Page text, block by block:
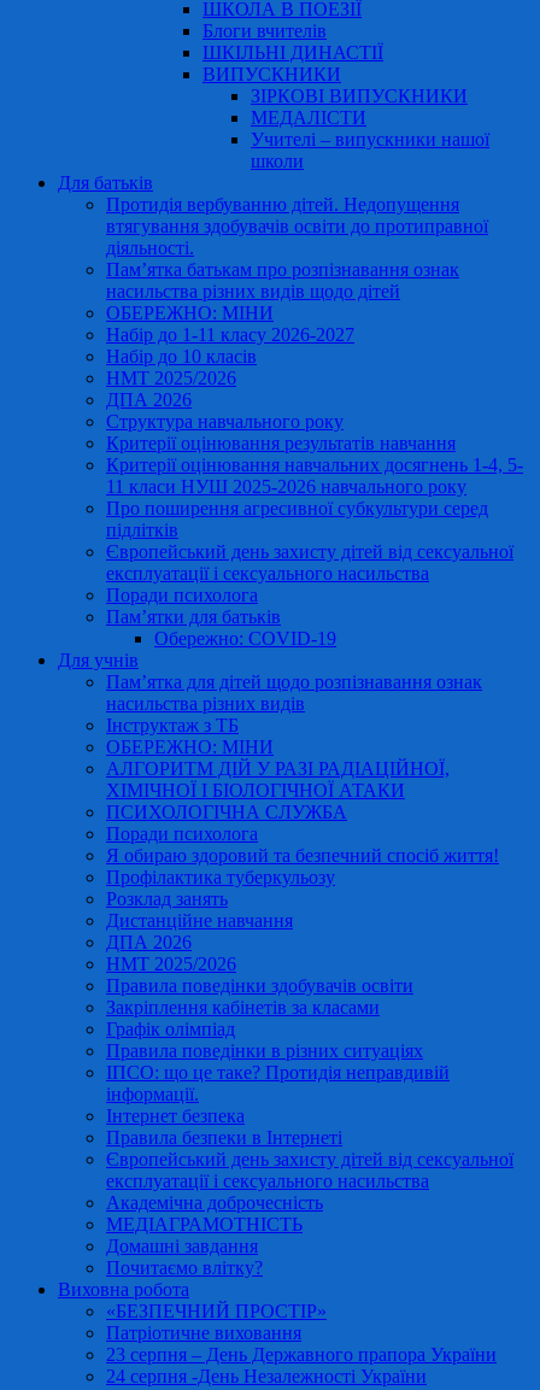
ШКОЛА В ПОЕЗІЇ
Блоги вчителів
ШКІЛЬНІ ДИНАСТІЇ
ВИПУСКНИКИ
ЗІРКОВІ ВИПУСКНИКИ
МЕДАЛІСТИ
Учителі – випускники нашої
школи
Для батьків
Протидія вербуванню дітей. Недопущення
втягування здобувачів освіти до протиправної
діяльності.
Пам’ятка батькам про розпізнавання ознак
насильства різних видів щодо дітей
ОБЕРЕЖНО: МІНИ
Набір до 1-11 класу 2026-2027
Набір до 10 класів
НМТ 2025/2026
ДПА 2026
Структура навчального року
Критерії оцінювання результатів навчання
Критерії оцінювання навчальних досягнень 1-4, 5-
11 класи НУШ 2025-2026 навчального року
Про поширення агресивної субкультури серед
підлітків
Європейський день захисту дітей від сексуальної
експлуатації і сексуального насильства
Поради психолога
Пам’ятки для батьків
Обережно: COVID-19
Для учнів
Пам’ятка для дітей щодо розпізнавання ознак
насильства різних видів
Інструктаж з ТБ
ОБЕРЕЖНО: МІНИ
АЛГОРИТМ ДІЙ У РАЗІ РАДІАЦІЙНОЇ,
ХІМІЧНОЇ І БІОЛОГІЧНОЇ АТАКИ
ПСИХОЛОГІЧНА СЛУЖБА
Поради психолога
Я обираю здоровий та безпечний спосіб життя!
Профілактика туберкульозу
Розклад занять
Дистанційне навчання
ДПА 2026
НМТ 2025/2026
Правила поведінки здобувачів освіти
Закріплення кабінетів за класами
Графік олімпіад
Правила поведінки в різних ситуаціях
ІПСО: що це таке? Протидія неправдивій
інформації.
Інтернет безпека
Правила безпеки в Інтернеті
Європейський день захисту дітей від сексуальної
експлуатації і сексуального насильства
Академічна доброчесність
МЕДІАГРАМОТНІСТЬ
Домашні завдання
Почитаємо влітку?
Виховна робота
«БЕЗПЕЧНИЙ ПРОСТІР»
Патріотичне виховання
23 серпня – День Державного прапора України
24 серпня -День Незалежності України